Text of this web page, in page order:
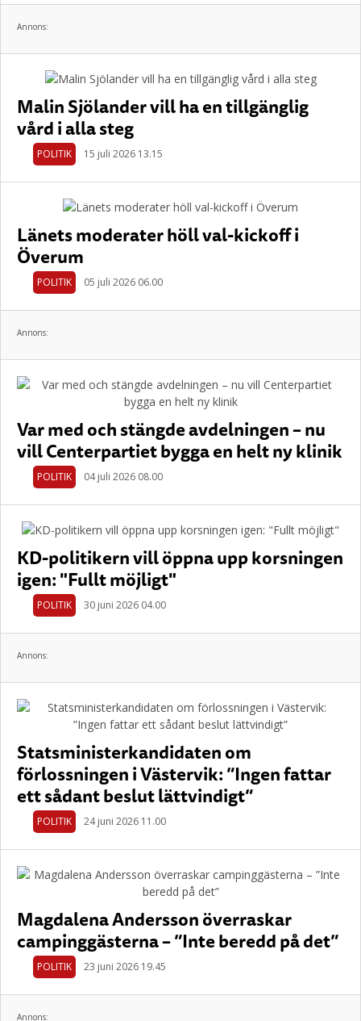
Annons:
Malin Sjölander vill ha en tillgänglig
vård i alla steg
POLITIK 15 juli 2026 13.15
Länets moderater höll val-kickoff i
Överum
POLITIK 05 juli 2026 06.00
Annons:
Var med och stängde avdelningen – nu
vill Centerpartiet bygga en helt ny klinik
POLITIK 04 juli 2026 08.00
KD-politikern vill öppna upp korsningen
igen: "Fullt möjligt"
POLITIK 30 juni 2026 04.00
Annons:
Statsministerkandidaten om
förlossningen i Västervik: ”Ingen fattar
ett sådant beslut lättvindigt”
POLITIK 24 juni 2026 11.00
Magdalena Andersson överraskar
campinggästerna – ”Inte beredd på det”
POLITIK 23 juni 2026 19.45
Annons: